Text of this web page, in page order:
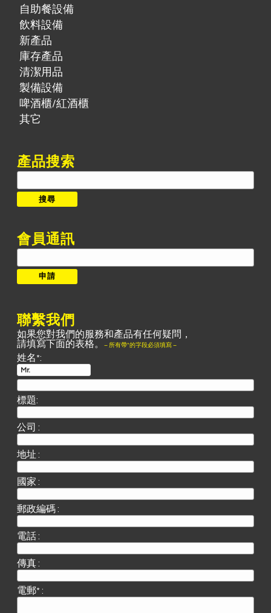
自助餐設備
飲料設備
新產品
庫存產品
清潔用品
製備設備
啤酒櫃/紅酒櫃
其它
產品搜索
尋:
搜尋
會員通訊
聯繫我們
如果您對我們的服務和產品有任何疑問，
請填寫下面的表格。– 所有帶*的字段必須填寫 –
姓名*:
標題:
公司 :
地址 :
國家 :
郵政編碼 :
電話 :
傳真 :
電郵* :